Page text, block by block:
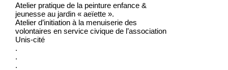
Atelier pratique de la peinture enfance &
jeunesse au jardin « aeïette ».
Atelier d’initiation à la menuiserie des
volontaires en service civique de l’association
Unis-cité
.
.
.